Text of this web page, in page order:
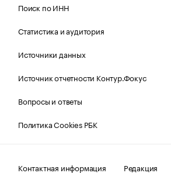
Поиск по ИНН
Статистика и аудитория
Источники данных
Источник отчетности Контур.Фокус
Вопросы и ответы
Политика Cookies РБК
Контактная информация Редакция